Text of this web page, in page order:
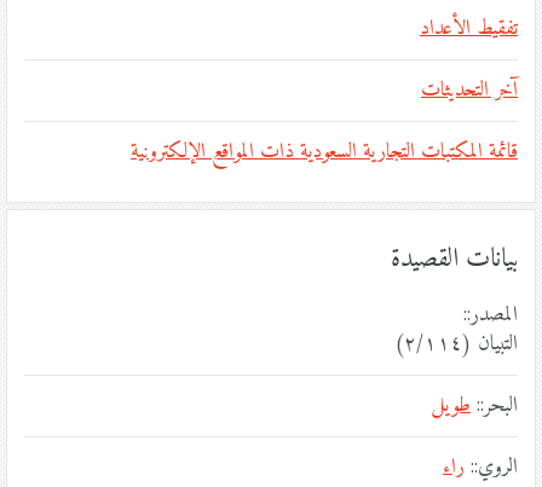
تفقيط الأعداد
آخر التحديثات
قائمة المكتبات التجارية السعودية ذات المواقع الإلكترونية
بيانات القصيدة
المصدر::
التبيان (٢/١١٤)
البحر::طويل
الروي:: راء